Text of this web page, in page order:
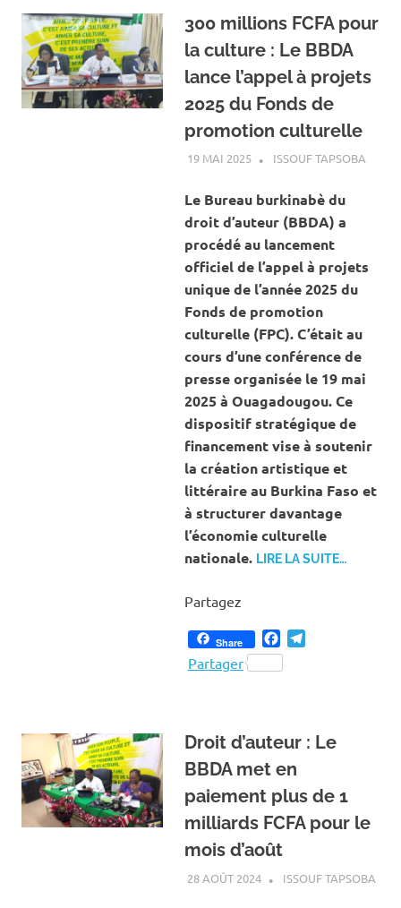
300 millions FCFA pour
la culture : Le BBDA
lance l’appel à projets
2025 du Fonds de
promotion culturelle
19 MAI 2025 ISSOUF TAPSOBA
Le Bureau burkinabè du
droit d’auteur (BBDA) a
procédé au lancement
officiel de l’appel à projets
unique de l’année 2025 du
Fonds de promotion
culturelle (FPC). C’était au
cours d’une conférence de
presse organisée le 19 mai
2025 à Ouagadougou. Ce
dispositif stratégique de
financement vise à soutenir
la création artistique et
littéraire au Burkina Faso et
à structurer davantage
l’économie culturelle
nationale. LIRE LA SUITE…
Partagez
Share Facebook
Partager
Droit d’auteur : Le
BBDA met en
paiement plus de 1
milliards FCFA pour le
mois d’août
28 AOÛT 2024 ISSOUF TAPSOBA